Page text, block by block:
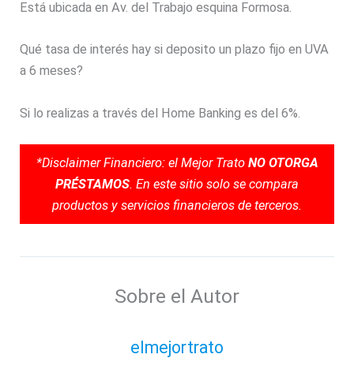
Está ubicada en Av. del Trabajo esquina Formosa.
Qué tasa de interés hay si deposito un plazo fijo en UVA
a 6 meses?
Si lo realizas a través del Home Banking es del 6%.
*Disclaimer Financiero: el Mejor Trato NO OTORGA
PRÉSTAMOS. En este sitio solo se compara
productos y servicios financieros de terceros.
Sobre el Autor
elmejortrato